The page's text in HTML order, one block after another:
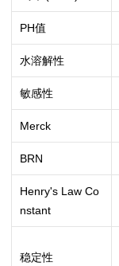
PH值
水溶解性
敏感性
Merck
BRN
Henry's Law Co
nstant
稳定性